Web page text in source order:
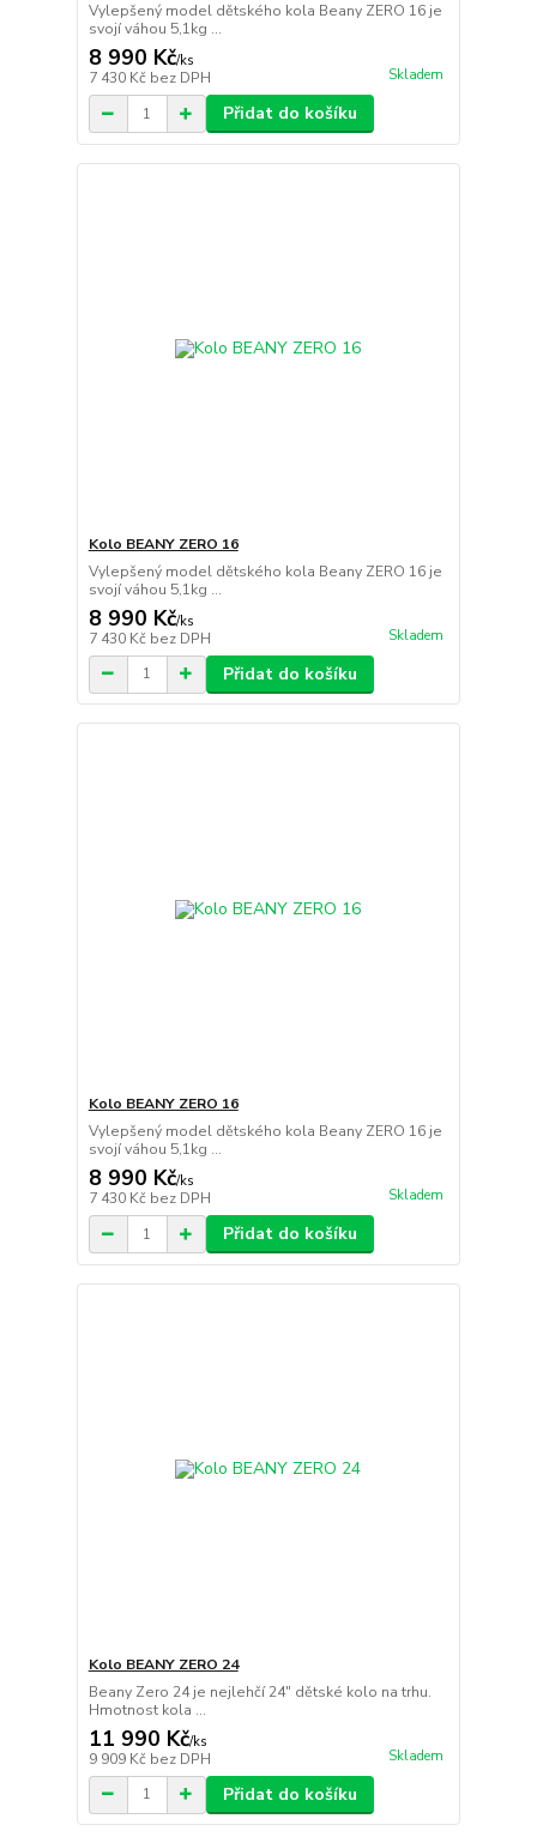
Vylepšený model dětského kola Beany ZERO 16 je
svojí váhou 5,1kg ...
8 990 Kč/ks
7 430 Kč bez DPH Skladem
Přidat do košíku
Kolo BEANY ZERO 16
Vylepšený model dětského kola Beany ZERO 16 je
svojí váhou 5,1kg ...
8 990 Kč/ks
7 430 Kč bez DPH Skladem
Přidat do košíku
Kolo BEANY ZERO 16
Vylepšený model dětského kola Beany ZERO 16 je
svojí váhou 5,1kg ...
8 990 Kč/ks
7 430 Kč bez DPH Skladem
Přidat do košíku
Kolo BEANY ZERO 24
Beany Zero 24 je nejlehčí 24" dětské kolo na trhu.
Hmotnost kola ...
11 990 Kč/ks
9 909 Kč bez DPH Skladem
Přidat do košíku